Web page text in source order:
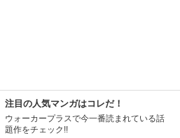
注目の人気マンガはコレだ！
ウォーカープラスで今一番読まれている話
題作をチェック!!